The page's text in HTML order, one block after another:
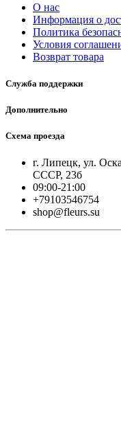
О нас
Информация о
Политика
Условия
Возврат товара
Служба поддержки
Дополнительно
Схема проезда
г. Липецк, ул.
СССР, 23б
09:00-21:00
+79103546754
shop@fleurs.su